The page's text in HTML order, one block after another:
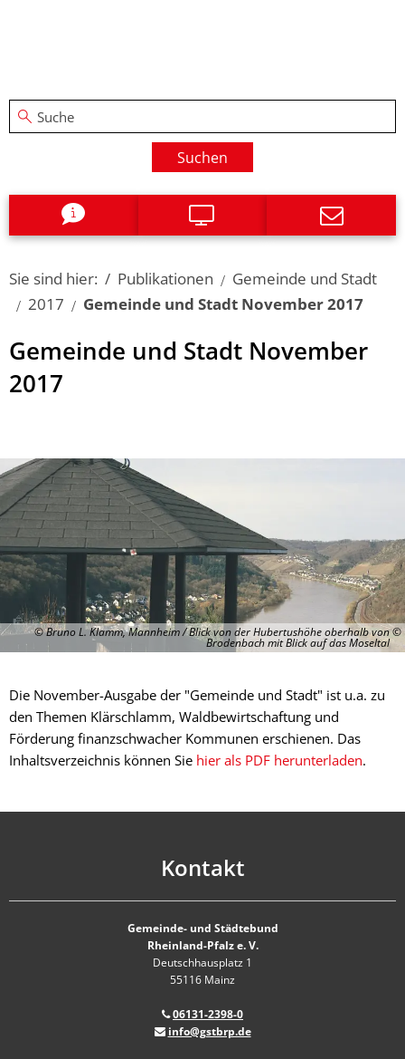
Suchen
Sie sind hier: Publikationen
Gemeinde und Stadt
2017
Gemeinde und Stadt November 2017
Gemeinde und Stadt November
2017
© Bruno L. Klamm, Mannheim / Blick von der Hubertushöhe oberhalb von
Brodenbach mit Blick auf das Moseltal
Die November-Ausgabe der "Gemeinde und Stadt" ist u.a. zu
den Themen Klärschlamm, Waldbewirtschaftung und
Förderung finanzschwacher Kommunen erschienen. Das
Inhaltsverzeichnis können Sie hier als PDF herunterladen.
Kontakt
Gemeinde- und Städtebund
Rheinland-Pfalz e. V.
Deutschhausplatz 1
55116 Mainz
06131-2398-0
info@gstbrp.de